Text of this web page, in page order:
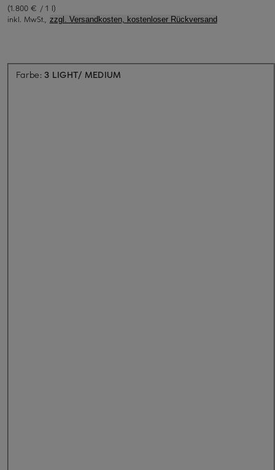
(1.800 € / 1 l)
inkl. MwSt., zzgl. Versandkosten, kostenloser Rückversand
Farbe:3 LIGHT/ MEDIUM